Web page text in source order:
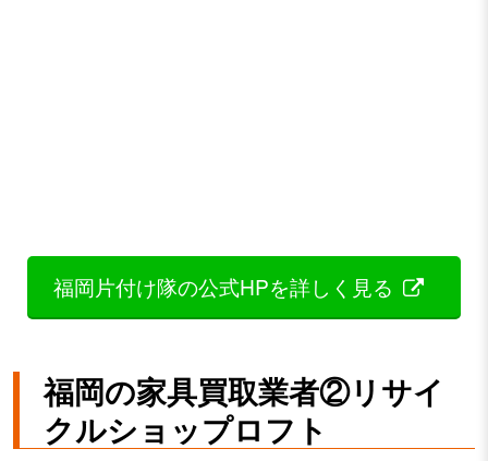
福岡片付け隊の公式HPを詳しく見る
福岡の家具買取業者②リサイ
クルショップロフト